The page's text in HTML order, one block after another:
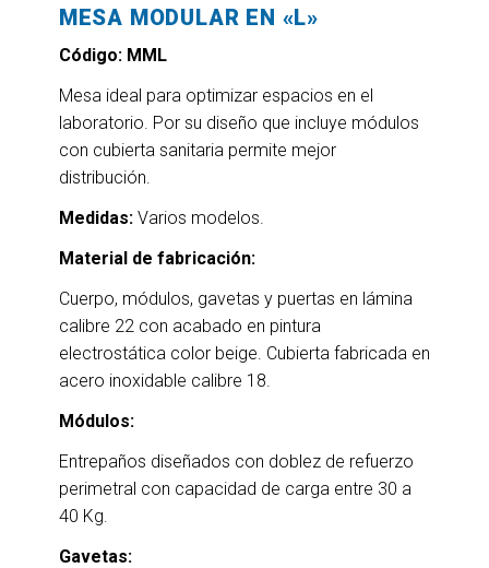
MESA MODULAR EN «L»
Código: MML
Mesa ideal para optimizar espacios en el
laboratorio. Por su diseño que incluye módulos
con cubierta sanitaria permite mejor
distribución.
Medidas:Varios modelos.
Material de fabricación:
Cuerpo, módulos, gavetas y puertas en lámina
calibre 22 con acabado en pintura
electrostática color beige. Cubierta fabricada en
acero inoxidable calibre 18.
Módulos:
Entrepaños diseñados con doblez de refuerzo
perimetral con capacidad de carga entre 30 a
40 Kg.
Gavetas: